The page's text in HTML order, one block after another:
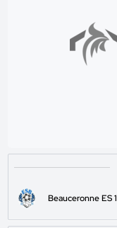
Beauceronne ES 1